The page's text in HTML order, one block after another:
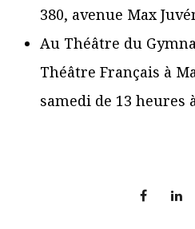
380, avenue Max
Au Théâtre du
Théâtre Français à
samedi de 13 heures